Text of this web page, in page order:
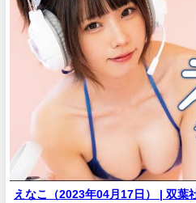
えなこ（2023年04月17日） | 双葉